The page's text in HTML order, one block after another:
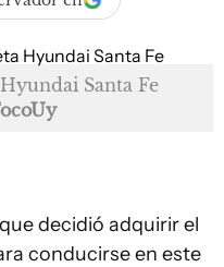
Santa Fe
decidió adquirir el
conducirse en este